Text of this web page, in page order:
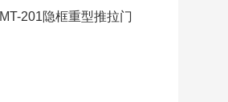
MT-201隐框重型推拉门